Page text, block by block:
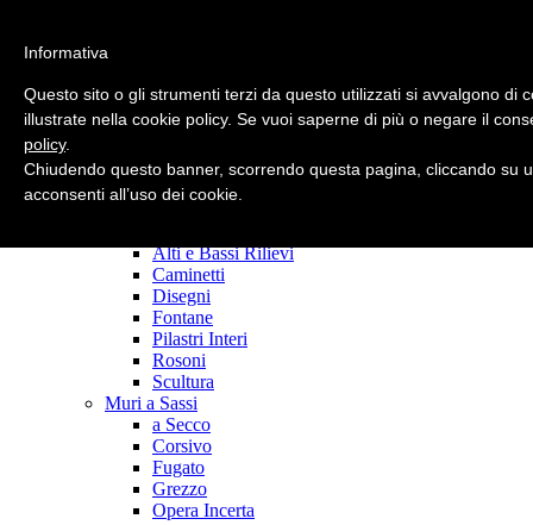
Strict Standards
/home/scolpita/public_html/modules/mod_superfish_menu/
on line15
main page
Azienda
Realizzazioni
Alti e Bassi Rilievi
Caminetti
Disegni
Fontane
Pilastri Interi
Rosoni
Scultura
Muri a Sassi
a Secco
Corsivo
Fugato
Grezzo
Opera Incerta
Informativa
Questo sito o gli strumenti terzi da questo utilizzati si avvalgono di
illustrate nella cookie policy. Se vuoi saperne di più o negare il
policy.
Chiudendo questo banner, scorrendo questa pagina, cliccando su
acconsenti all’uso dei cookie.